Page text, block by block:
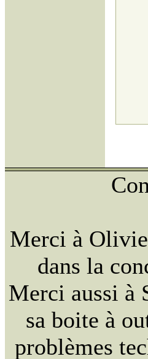
Merci à
dans la
Merci aussi à
sa boite à
problèmes